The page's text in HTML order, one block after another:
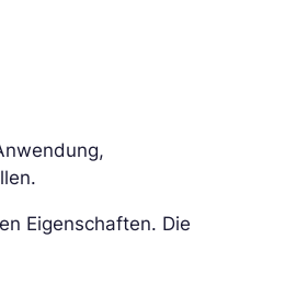
Eigenschaften. Die